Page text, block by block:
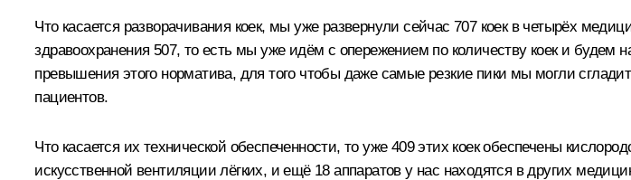
Что касается разворачивания коек, мы уже развернули сейчас 707 коек в четырёх
здравоохранения 507, то есть мы уже идём с опережением по количеству коек и будем
превышения этого норматива, для того чтобы даже самые резкие пики мы могли
пациентов.
Что касается их технической обеспеченности, то уже 409 этих коек обеспечены
искусственной вентиляции лёгких, и ещё 18 аппаратов у нас находятся в других